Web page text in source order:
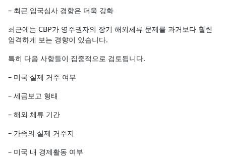
– 최근 입국심사 경향은 더욱 강화
최근에는 CBP가 영주권자의 장기 해외체류 문제를 과거보다 훨씬
엄격하게 보는 경향이 있습니다.
특히 다음 사항들이 집중적으로 검토됩니다.
– 미국 실제 거주 여부
– 세금보고 형태
– 해외 체류 기간
– 가족의 실제 거주지
– 미국 내 경제활동 여부